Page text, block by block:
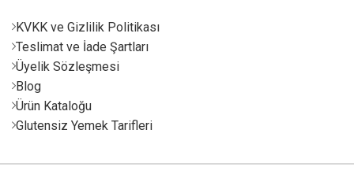
KVKK ve Gizlilik Politikası
Teslimat ve İade Şartları
Üyelik Sözleşmesi
Blog
Ürün Kataloğu
Glutensiz Yemek Tarifleri